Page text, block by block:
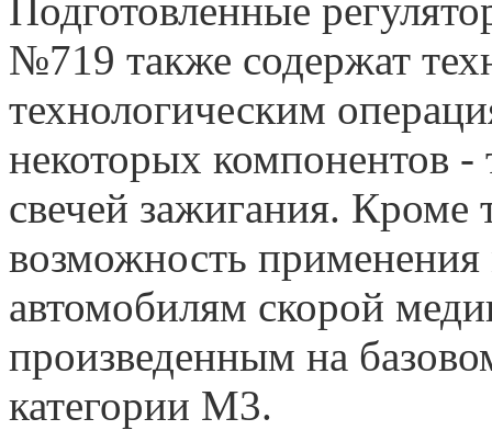
Подготовленные
№719 также содержат
технологическим
некоторых компонентов -
свечей зажигания. Кроме
возможность
автомобилям скорой
произведенным на
категории М3.